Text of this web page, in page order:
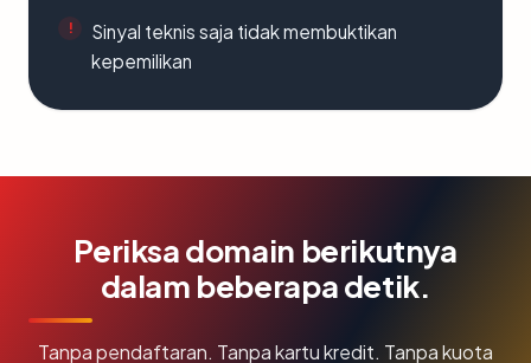
Sinyal teknis saja tidak membuktikan
kepemilikan
Periksa domain berikutnya
dalam beberapa detik.
Tanpa pendaftaran. Tanpa kartu kredit. Tanpa kuota